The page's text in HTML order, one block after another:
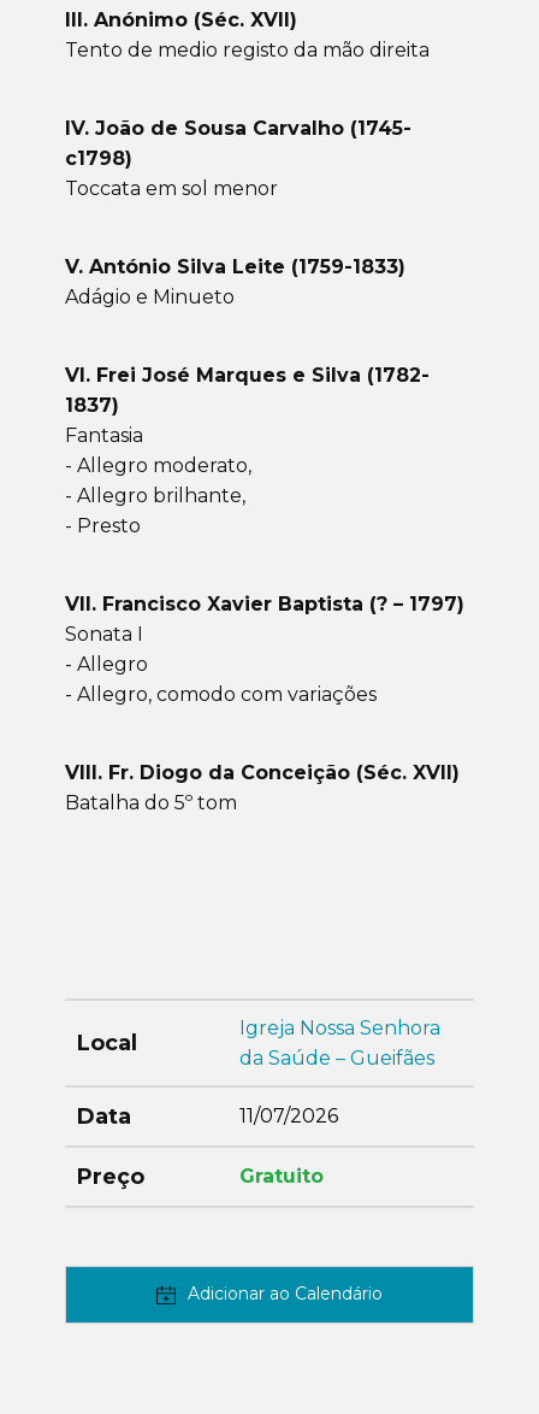
III. Anónimo (Séc. XVII)
Tento de medio registo da mão direita
IV. João de Sousa Carvalho (1745-
c1798)
Toccata em sol menor
V. António Silva Leite (1759-1833)
Adágio e Minueto
VI. Frei José Marques e Silva (1782-
1837)
Fantasia
- Allegro moderato,
- Allegro brilhante,
- Presto
VII. Francisco Xavier Baptista (? – 1797)
Sonata I
- Allegro
- Allegro, comodo com variações
VIII. Fr. Diogo da Conceição (Séc. XVII)
Batalha do 5º tom
Local
Igreja Nossa Senhora
da Saúde – Gueifães
Data 11/07/2026
Preço Gratuito
Adicionar ao Calendário